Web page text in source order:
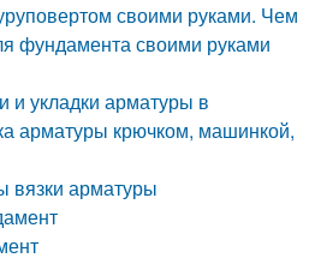
своими руками. Чем
фундамента своими руками
и укладки арматуры в
арматуры крючком, машинкой,
вязки арматуры